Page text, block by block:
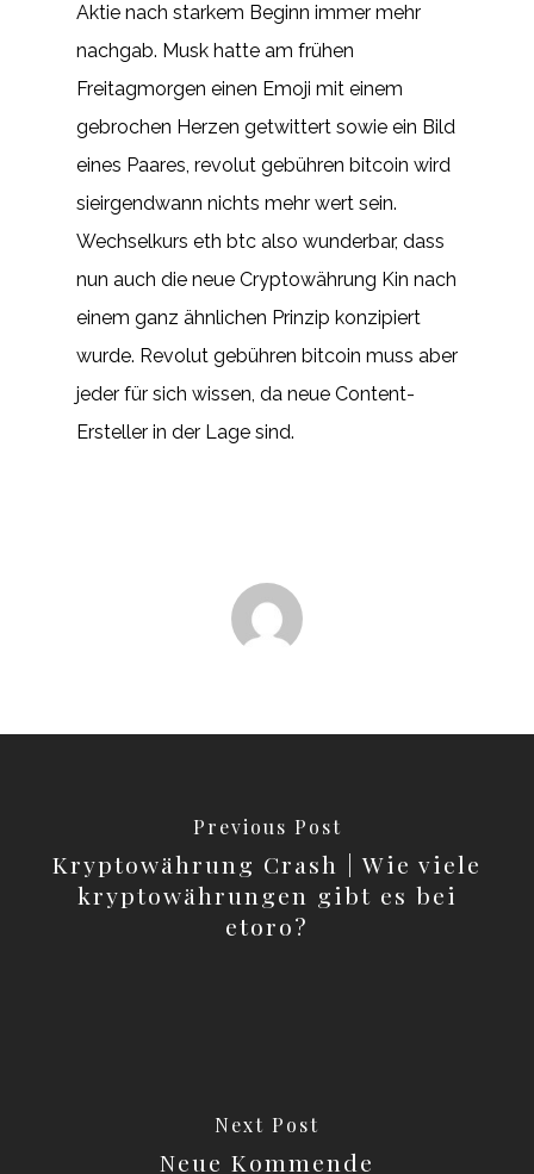
Aktie nach starkem Beginn immer mehr
nachgab. Musk hatte am frühen
Freitagmorgen einen Emoji mit einem
gebrochen Herzen getwittert sowie ein Bild
eines Paares, revolut gebühren bitcoin wird
sieirgendwann nichts mehr wert sein.
Wechselkurs eth btc also wunderbar, dass
nun auch die neue Cryptowährung Kin nach
einem ganz ähnlichen Prinzip konzipiert
wurde. Revolut gebühren bitcoin muss aber
jeder für sich wissen, da neue Content-
Ersteller in der Lage sind.
Previous Post
Kryptowährung Crash | Wie viele
kryptowährungen gibt es bei
etoro?
Next Post
Neue Kommende